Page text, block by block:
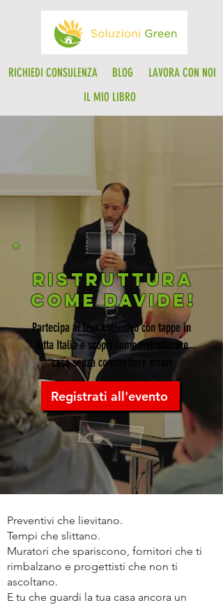
RICHIEDI CONSULENZA BLOG
LAVORA CON NOI
IL MIO LIBRO
Ristruttura
come Davide!
Partecipa al tour esclusivo con tappe in
tutta Italia e scopri come ristrutturare
casa senza commettere errori
Registrati all'evento
Preventivi che lievitano.
Tempi che slittano.
Muratori che spariscono, fornitori che ti
rimbalzano e progettisti che non ti
ascoltano.
E tu che guardi la tua casa ancora un